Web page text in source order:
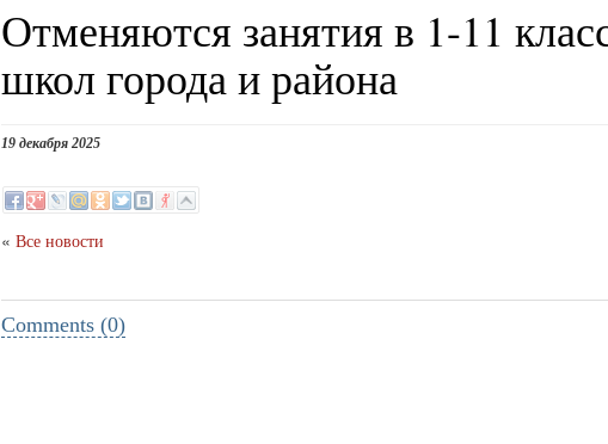
Отменяются занятия в 1-11
школ города и района
19 декабря 2025
« Все новости
Comments (0)